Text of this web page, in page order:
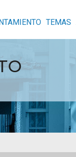
TEMAS